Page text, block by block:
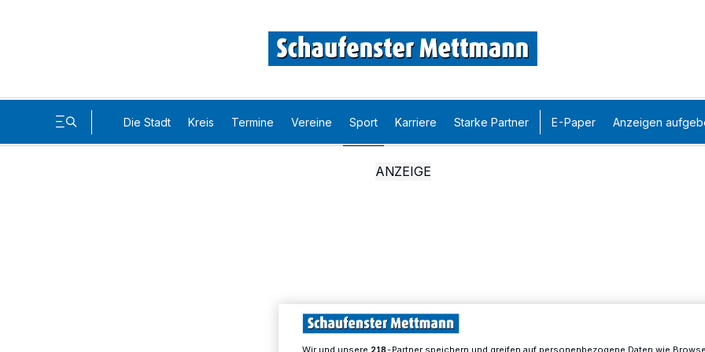
Die Stadt Kreis Termine Vereine Sport Karriere Starke Partner E-Paper Anzeigen
218